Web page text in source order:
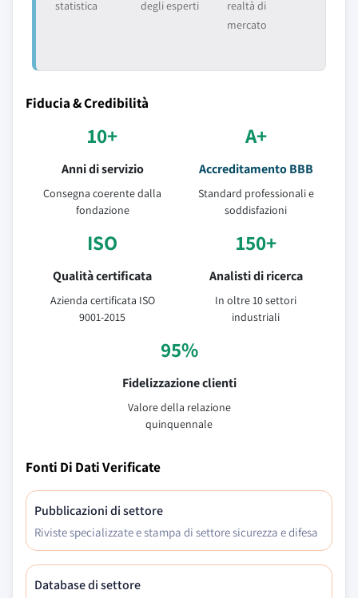
statistica degli esperti
realtà di
mercato
Fiducia & Credibilità
10+
Anni di servizio
Consegna coerente dalla
fondazione
A+
Accreditamento BBB
Standard professionali e
soddisfazioni
ISO
Qualità certificata
Azienda certificata ISO
9001-2015
150+
Analisti di ricerca
In oltre 10 settori
industriali
95%
Fidelizzazione clienti
Valore della relazione
quinquennale
Fonti Di Dati Verificate
Pubblicazioni di settore
Riviste specializzate e stampa di settore sicurezza e difesa
Database di settore